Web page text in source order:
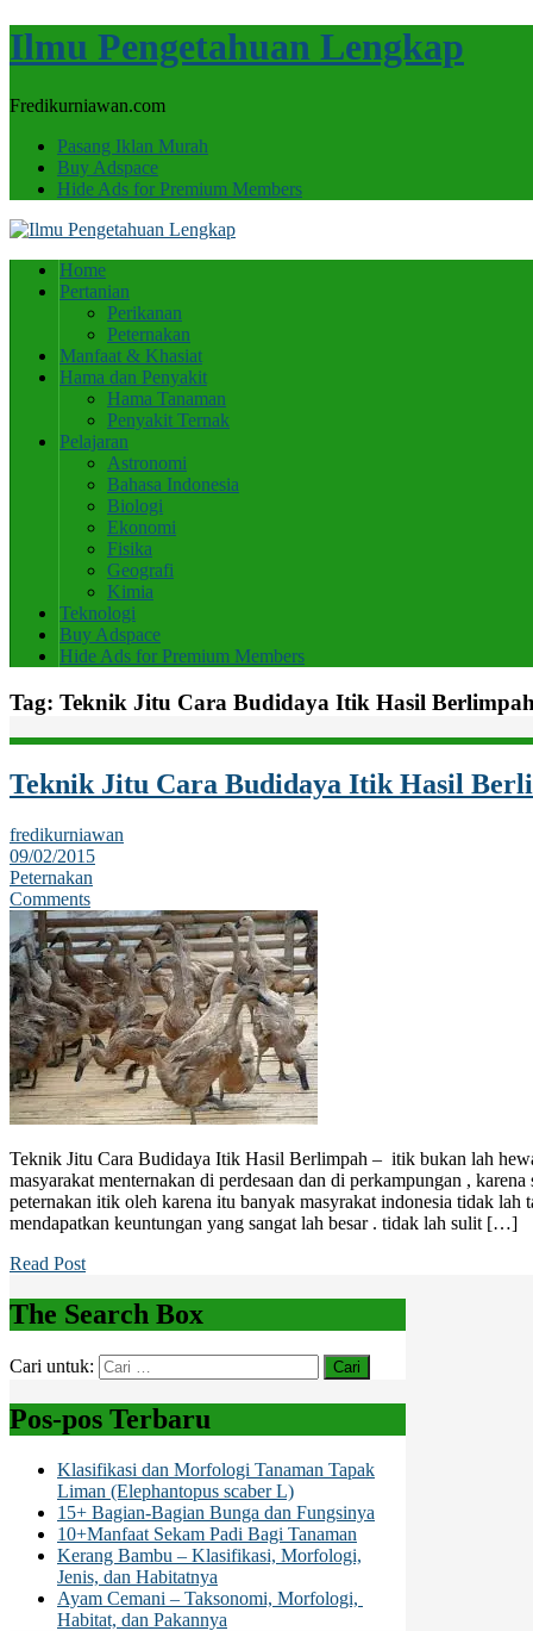
Ilmu Pengetahuan Lengkap
Fredikurniawan.com
Pasang Iklan Murah
Buy Adspace
Hide Ads for Premium Members
Home
Pertanian
Perikanan
Peternakan
Manfaat & Khasiat
Hama dan Penyakit
Hama Tanaman
Penyakit Ternak
Pelajaran
Astronomi
Bahasa Indonesia
Biologi
Ekonomi
Fisika
Geografi
Kimia
Teknologi
Buy Adspace
Hide Ads for Premium Members
Tag: Teknik Jitu Cara Budidaya Itik Hasil
Teknik Jitu Cara Budidaya Itik Hasil
fredikurniawan
09/02/2015
Peternakan
Comments
Teknik Jitu Cara Budidaya Itik Hasil Berlimpah – itik bukan lah
masyarakat menternakan di perdesaan dan di perkampungan ,
peternakan itik oleh karena itu banyak masyrakat indonesia tidak lah
mendapatkan keuntungan yang sangat lah besar . tidak lah sulit […]
Read Post
The Search Box
Cari untuk:
Pos-pos Terbaru
Klasifikasi dan Morfologi Tanaman Tapak
Liman (Elephantopus scaber L)
15+ Bagian-Bagian Bunga dan Fungsinya
10+Manfaat Sekam Padi Bagi Tanaman
Kerang Bambu – Klasifikasi, Morfologi,
Jenis, dan Habitatnya
Ayam Cemani – Taksonomi, Morfologi,
Habitat, dan Pakannya